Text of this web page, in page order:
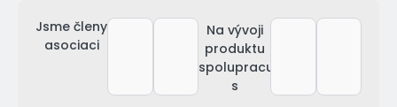
Jsme členy
asociaci
Na vývoji
produktu
spolupracujeme
s